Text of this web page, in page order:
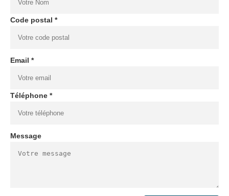
Code postal *
Email *
Téléphone *
Message